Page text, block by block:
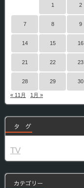
1 2
7 8 9
14 15 16
21 22 23
28 29 30
« 11月 1月 »
タ グ
TV
カテゴリー